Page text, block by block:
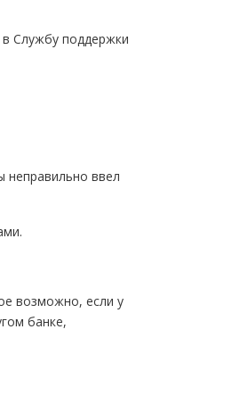
Службу поддержки
неправильно ввел
возможно, если у
банке,